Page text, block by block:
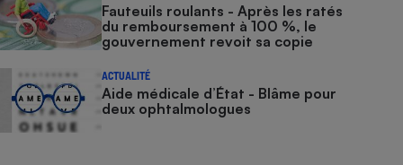
Fauteuils roulants - Après les ratés
du remboursement à 100 %, le
gouvernement revoit sa copie
ACTUALITÉ
Aide médicale d’État - Blâme pour
deux ophtalmologues